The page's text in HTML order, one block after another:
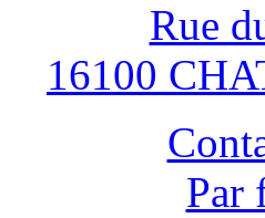
Rue
16100
Par